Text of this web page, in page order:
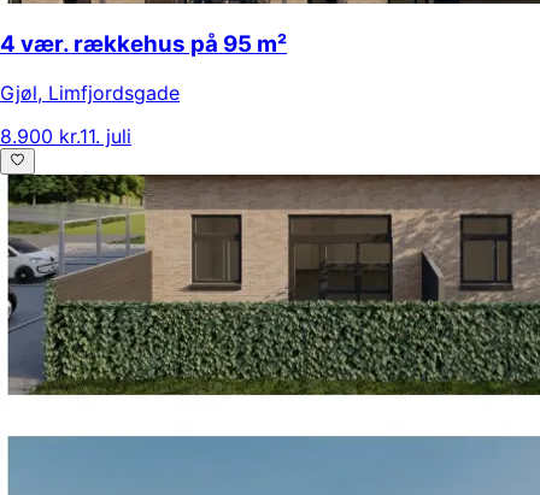
4 vær. rækkehus på 95 m²
Gjøl, Limfjordsgade
8.900 kr.11. juli